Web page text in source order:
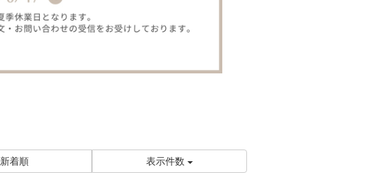
新着順 表示件数